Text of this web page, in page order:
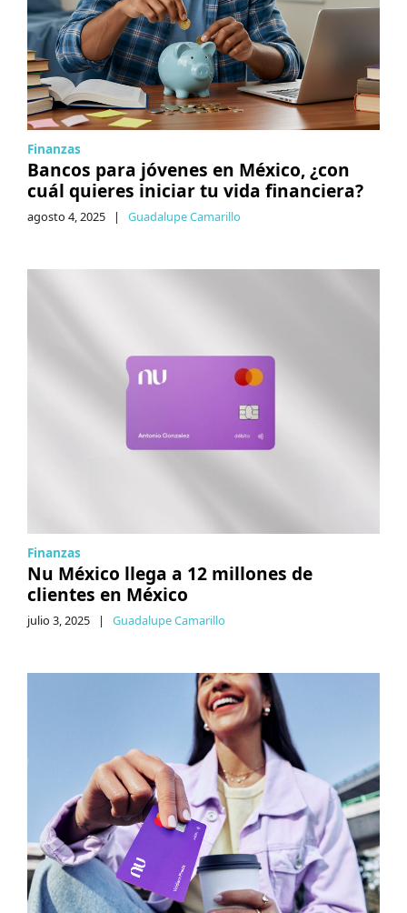
Finanzas
Bancos para jóvenes en México, ¿con
cuál quieres iniciar tu vida financiera?
agosto 4, 2025 | Guadalupe Camarillo
Finanzas
Nu México llega a 12 millones de
clientes en México
julio 3, 2025 | Guadalupe Camarillo